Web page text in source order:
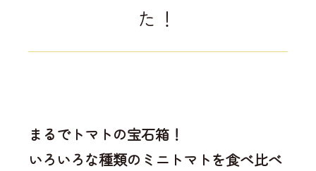
た！
まるでトマトの宝石箱！
いろいろな種類のミニトマトを食べ比べ